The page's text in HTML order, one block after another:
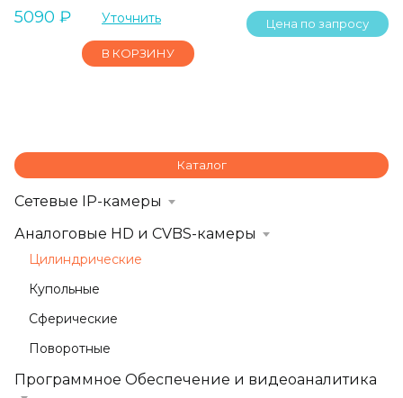
5090 ₽ Уточнить
В КОРЗИНУ
Цена по запросу
Каталог
Сетевые IP-камеры
Аналоговые HD и CVBS-камеры
Цилиндрические
Купольные
Сферические
Поворотные
Программное Обеспечение и видеоаналитика